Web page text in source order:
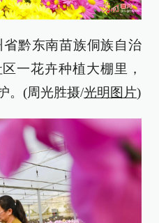
省黔东南苗族侗族自治
一花卉种植大棚里，
。(周光胜摄/光明图片)